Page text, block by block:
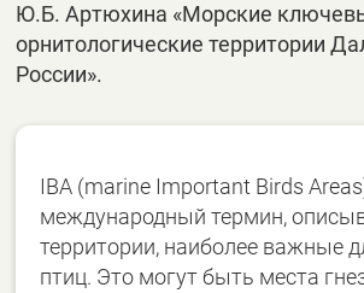
Ю.Б. Артюхина «Морские
орнитологические территории
России».
IBA (marine Important Birds
международный термин,
территории, наиболее важные
птиц. Это могут быть места